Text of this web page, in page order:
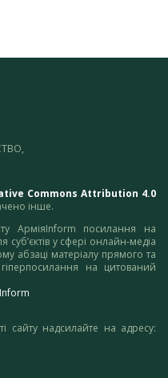
Commons Attribution 4.0
інше.
АрміяInform посилання на
суб’єктів у сфері онлайн-медіа
абзаці матеріалу прямого та
на цитований
сайту надсилайте на адресу: